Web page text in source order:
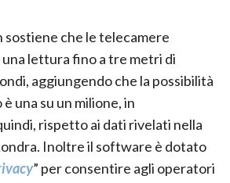
sostiene che le telecamere
lettura fino a tre metri di
aggiungendo che la possibilità
una su un milione, in
rispetto ai dati rivelati nella
Inoltre il software è dotato
” per consentire agli operatori